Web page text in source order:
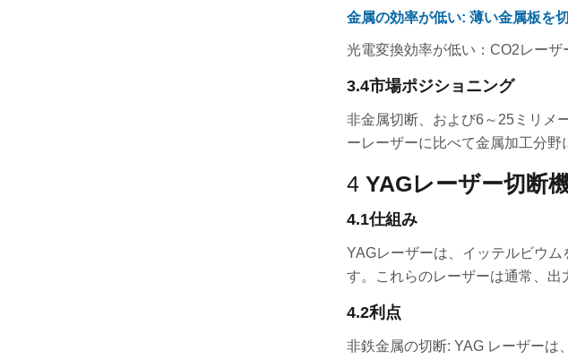
金属の効率が低い: 薄い金属板を
光電変換効率が低い：CO2レーザ
3.4市場ポジショニング
非金属切断、および6～25ミリメ
ーレーザーに比べて金属加工分野
4 YAGレーザー切断
4.1仕組み
YAGレーザーは、イッテルビウ
す。これらのレーザーは通常、出
4.2利点
非鉄金属の切断: YAG レーザーは